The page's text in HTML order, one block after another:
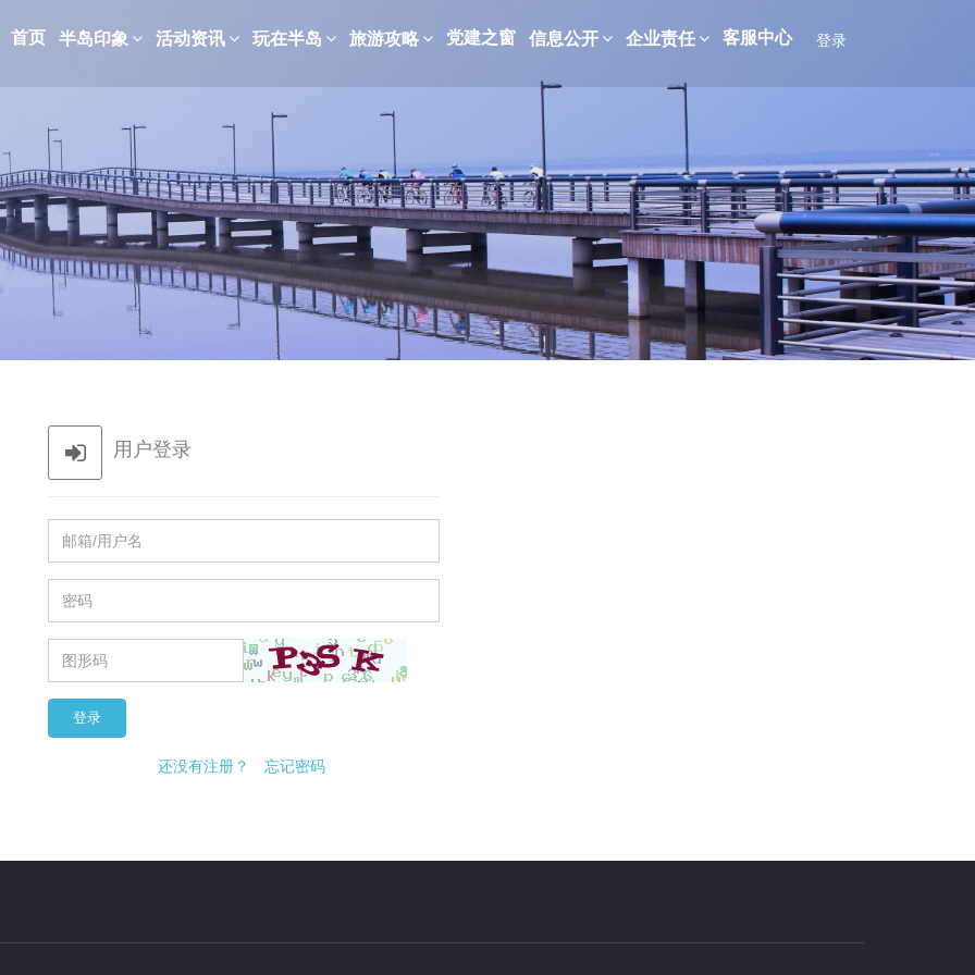
登录
首页 半岛印象 活动资讯 玩在半岛 旅游攻略 党建之窗 信息公开 企业责任 客服中心
用户登录
登录
还没有注册？ 忘记密码